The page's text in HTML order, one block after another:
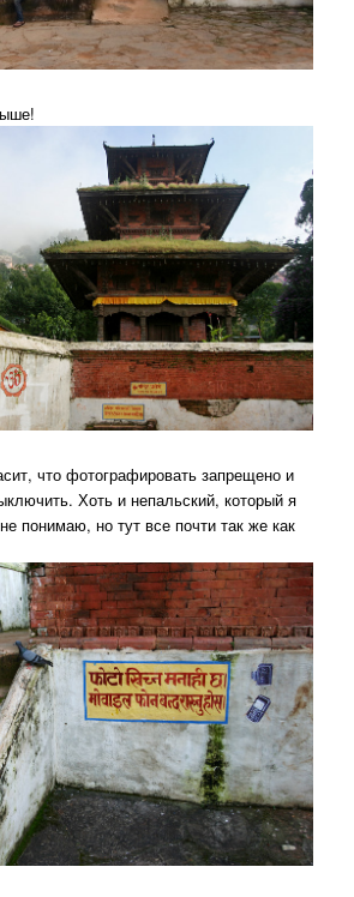
что фотографировать запрещено и
Хоть и непальский, который я
понимаю, но тут все почти так же как